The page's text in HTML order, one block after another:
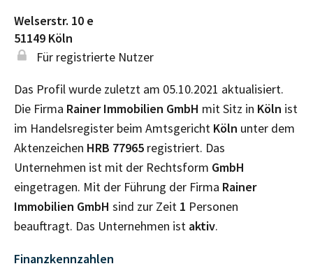
Welserstr. 10 e
51149 Köln
Für registrierte Nutzer
Das Profil wurde zuletzt am 05.10.2021 aktualisiert.
Die Firma Rainer Immobilien GmbH mit Sitz in Köln ist
im Handelsregister beim Amtsgericht Köln unter dem
Aktenzeichen HRB 77965 registriert. Das
Unternehmen ist mit der Rechtsform GmbH
eingetragen. Mit der Führung der Firma Rainer
Immobilien GmbH sind zur Zeit 1 Personen
beauftragt. Das Unternehmen ist aktiv.
Finanzkennzahlen